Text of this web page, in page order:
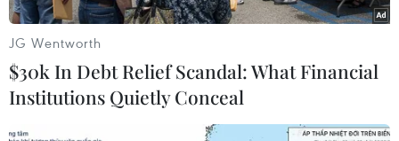
#Du lịch Đức #Khủng hoảng nhập cư
#Người tị nạn
#Chính phủ Đức
JG Wentworth
$30k In Debt Relief Scandal: What Financial
Institutions Quietly Conceal